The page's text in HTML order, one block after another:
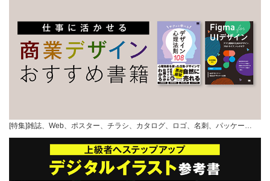
[特集]雑誌、Web、ポスター、チラシ、カタログ、ロゴ、名刺、パッケー…